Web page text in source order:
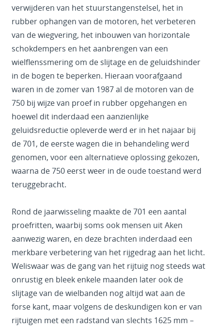
verwijderen van het stuurstangenstelsel, het in
rubber ophangen van de motoren, het verbeteren
van de wiegvering, het inbouwen van horizontale
schokdempers en het aanbrengen van een
wielflenssmering om de slijtage en de geluidshinder
in de bogen te beperken. Hieraan voorafgaand
waren in de zomer van 1987 al de motoren van de
750 bij wijze van proef in rubber opgehangen en
hoewel dit inderdaad een aanzienlijke
geluidsreductie opleverde werd er in het najaar bij
de 701, de eerste wagen die in behandeling werd
genomen, voor een alternatieve oplossing gekozen,
waarna de 750 eerst weer in de oude toestand werd
teruggebracht.
Rond de jaarwisseling maakte de 701 een aantal
proefritten, waarbij soms ook mensen uit Aken
aanwezig waren, en deze brachten inderdaad een
merkbare verbetering van het rijgedrag aan het licht.
Weliswaar was de gang van het rijtuig nog steeds wat
onrustig en bleek enkele maanden later ook de
slijtage van de wielbanden nog altijd wat aan de
forse kant, maar volgens de deskundigen kon er van
rijtuigen met een radstand van slechts 1625 mm –